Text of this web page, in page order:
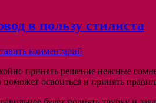
в пользу стилиста
комментарий
принять решение неясные
поможет освоиться и принять